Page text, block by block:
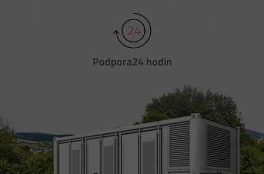
Podpora24 hodin